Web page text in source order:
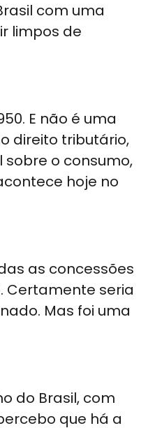
com uma
limpos de
E não é uma
direito tributário,
o consumo,
hoje no
as concessões
Certamente seria
Mas foi uma
do Brasil, com
que há a